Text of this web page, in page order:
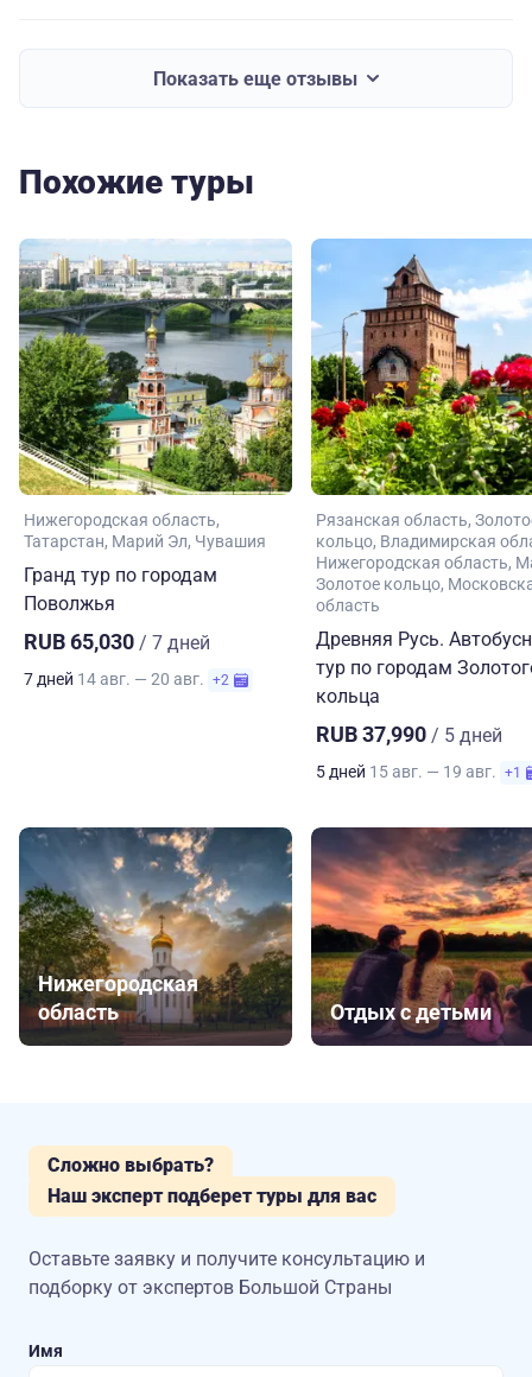
Показать еще отзывы
Похожие туры
Нижегородская область
Татарстан Марий Эл Чувашия
Гранд тур по городам
Поволжья
RUB 65,030 / 7 дней
7 дней 14 авг. — 20 авг. +2
Рязанская область
кольцо Владимирская
Нижегородская область
Золотое кольцо
область
Древняя Русь.
тур по городам
кольца
RUB 37,990 / 5 дней
5 дней 15 авг. — 19 авг. +1
Нижегородская
область
Отдых с детьми
Сложно выбрать?
Наш эксперт подберет туры для вас
Оставьте заявку и получите консультацию и
подборку от экспертов Большой Страны
Имя